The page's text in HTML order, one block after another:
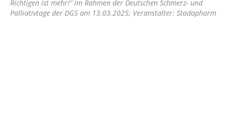
Richtigen ist mehr!“ im Rahmen der Deutschen Schmerz- und
Palliativtage der DGS am 13.03.2025; Veranstalter: Stadapharm